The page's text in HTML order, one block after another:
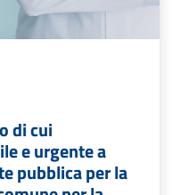
di cui
e urgente a
pubblica per la